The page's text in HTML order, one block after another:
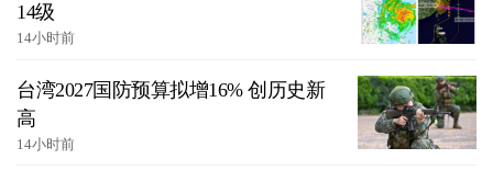
14级
14小时前
台湾2027国防预算拟增16% 创历史新
高
14小时前